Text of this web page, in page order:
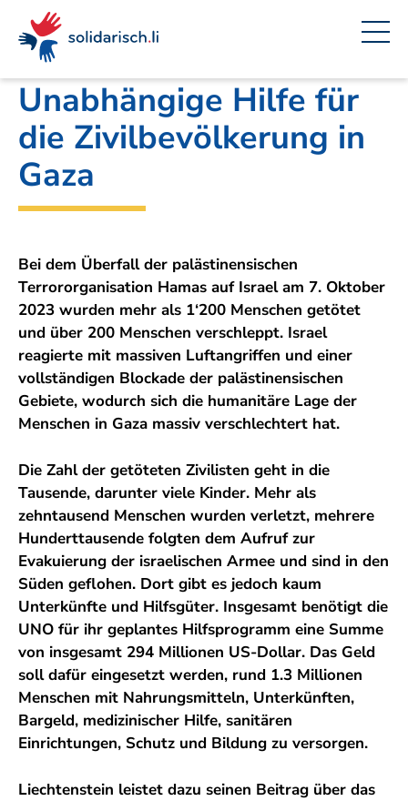
Navigieren
in
solidarisch.li
Schnellnavigation
Seitenkontext
Inhalt
Projekt
von
Amt für Auswärtige Angelegenheiten
Unabhängige Hilfe für
die Zivilbevölkerung in
Gaza
Bei dem Überfall der palästinensischen
Terrororganisation Hamas auf Israel am 7. Oktober
2023 wurden mehr als 1‘200 Menschen getötet
und über 200 Menschen verschleppt. Israel
reagierte mit massiven Luftangriffen und einer
vollständigen Blockade der palästinensischen
Gebiete, wodurch sich die humanitäre Lage der
Menschen in Gaza massiv verschlechtert hat.
Die Zahl der getöteten Zivilisten geht in die
Tausende, darunter viele Kinder. Mehr als
zehntausend Menschen wurden verletzt, mehrere
Hunderttausende folgten dem Aufruf zur
Evakuierung der israelischen Armee und sind in den
Süden geflohen. Dort gibt es jedoch kaum
Unterkünfte und Hilfsgüter. Insgesamt benötigt die
UNO für ihr geplantes Hilfsprogramm eine Summe
von insgesamt 294 Millionen US-Dollar. Das Geld
soll dafür eingesetzt werden, rund 1.3 Millionen
Menschen mit Nahrungsmitteln, Unterkünften,
Bargeld, medizinischer Hilfe, sanitären
Einrichtungen, Schutz und Bildung zu versorgen.
Liechtenstein leistet dazu seinen Beitrag über das